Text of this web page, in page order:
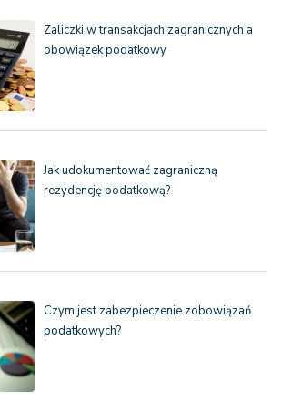
Zaliczki w transakcjach zagranicznych a
obowiązek podatkowy
Jak udokumentować zagraniczną
rezydencję podatkową?
Czym jest zabezpieczenie zobowiązań
podatkowych?